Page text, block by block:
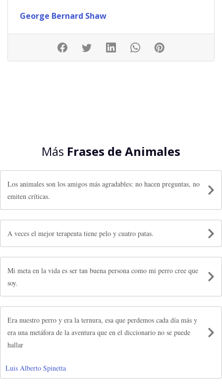
George Bernard Shaw
Más Frases de Animales
Los animales son los amigos más agradables: no hacen preguntas, no
emiten críticas.
A veces el mejor terapeuta tiene pelo y cuatro patas.
Mi meta en la vida es ser tan buena persona como mi perro cree que
soy.
Era nuestro perro y era la ternura, esa que perdemos cada día más y
era una metáfora de la aventura que en el diccionario no se puede
hallar
Luis Alberto Spinetta